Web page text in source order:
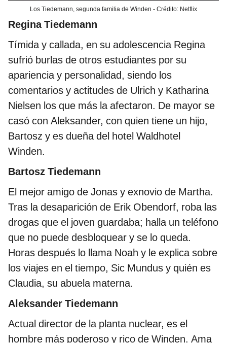
Los Tiedemann, segunda familia de Winden - Crédito: Netflix
Regina Tiedemann
Tímida y callada, en su adolescencia Regina
sufrió burlas de otros estudiantes por su
apariencia y personalidad, siendo los
comentarios y actitudes de Ulrich y Katharina
Nielsen los que más la afectaron. De mayor se
casó con Aleksander, con quien tiene un hijo,
Bartosz y es dueña del hotel Waldhotel
Winden.
Bartosz Tiedemann
El mejor amigo de Jonas y exnovio de Martha.
Tras la desaparición de Erik Obendorf, roba las
drogas que el joven guardaba; halla un teléfono
que no puede desbloquear y se lo queda.
Horas después lo llama Noah y le explica sobre
los viajes en el tiempo, Sic Mundus y quién es
Claudia, su abuela materna.
Aleksander Tiedemann
Actual director de la planta nuclear, es el
hombre más poderoso y rico de Winden. Ama